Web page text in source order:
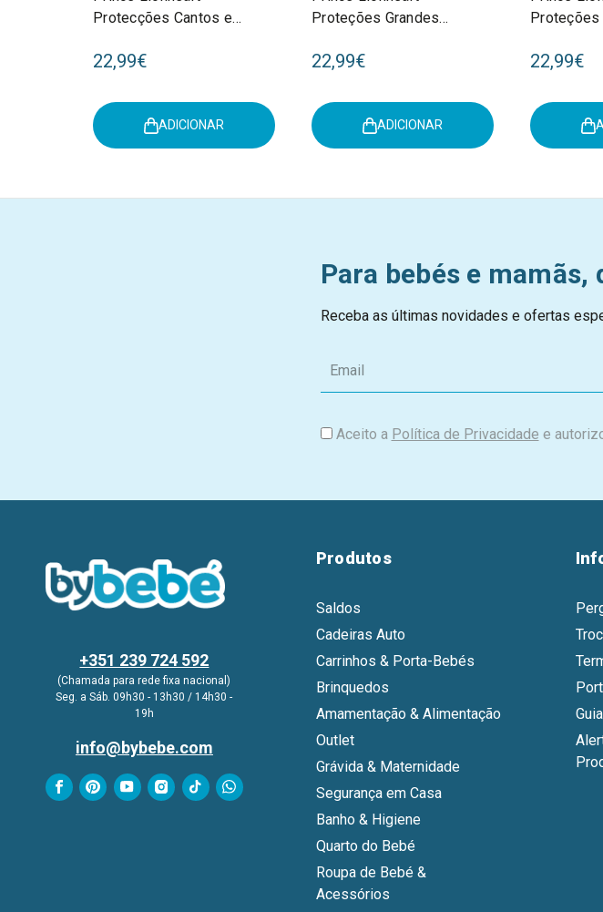
Protecções Cantos e
Chocolate 0091
22,99€
ADICIONAR
Proteções Grandes
22,99€
ADICIONAR
Proteções
0102
22,99€
Para bebés e
Receba as últimas novidades e ofertas
m
i
Aceito a Política de Privacidade e
+351 239 724 592
(Chamada para rede fixa nacional)
Seg. a Sáb. 09h30 - 13h30 / 14h30 -
19h
info@bybebe.com
Produtos
Saldos
Cadeiras Auto
Carrinhos & Porta-Bebés
Brinquedos
Amamentação & Alimentação
Outlet
Grávida & Maternidade
Segurança em Casa
Banho & Higiene
Quarto do Bebé
Roupa de Bebé &
Acessórios